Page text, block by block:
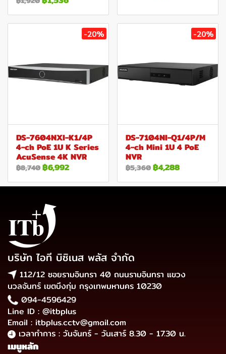
-20%
DS-7604NXI-K1/4P
4-ch PoE 1U K Series
AcuSense 4K NVR
฿8,740฿6,992
-20%
DS-7104NI-Q1/4P/M
4-ch Mini 1U 4 PoE
NVR
฿5,360฿4,288
บริษัท ไอที บิซิเนส พลัส จำกัด
112/12 ซอยรามอินทรา 40 ถนนรามอินทรา แขวง
นวลจันทร์ เขตบึงกุ่ม กรุงเทพมหานคร 10230
094-4596429
Line ID : @itbplus
Email : itbplus.cctv@gmail.com
เวลาทำการ : วันจันทร์ - วันเสาร์ 8.30 - 17.30 น.
เมนูหลัก